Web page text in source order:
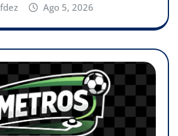
Ago 5, 2026